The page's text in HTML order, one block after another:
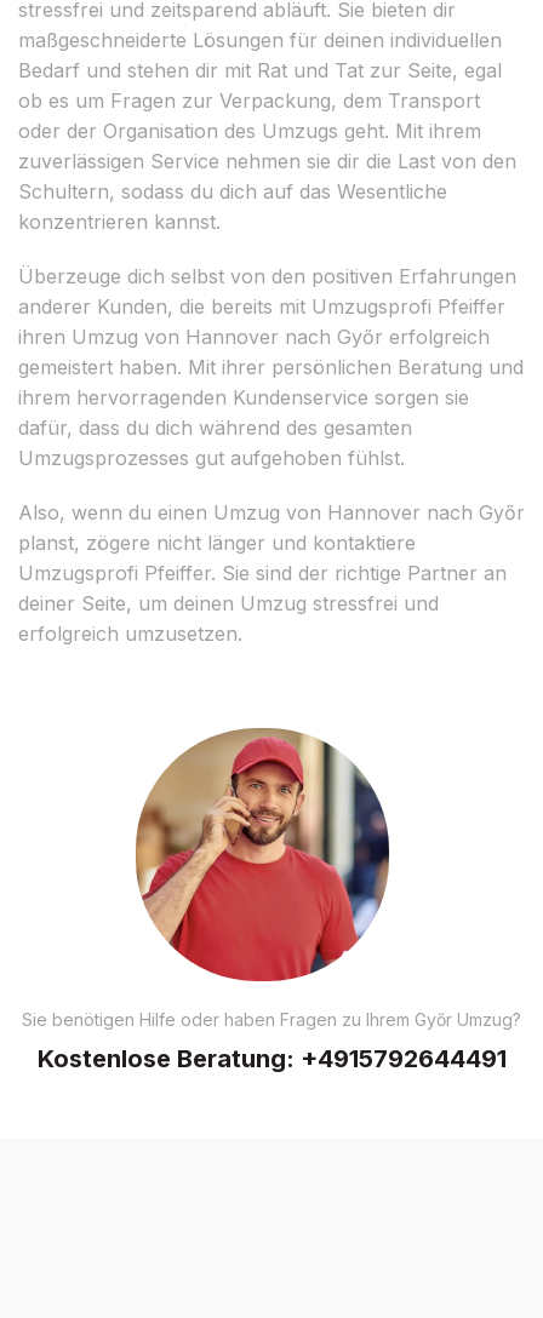
stressfrei und zeitsparend abläuft. Sie bieten dir
maßgeschneiderte Lösungen für deinen individuellen
Bedarf und stehen dir mit Rat und Tat zur Seite, egal
ob es um Fragen zur Verpackung, dem Transport
oder der Organisation des Umzugs geht. Mit ihrem
zuverlässigen Service nehmen sie dir die Last von den
Schultern, sodass du dich auf das Wesentliche
konzentrieren kannst.
Überzeuge dich selbst von den positiven Erfahrungen
anderer Kunden, die bereits mit Umzugsprofi Pfeiffer
ihren Umzug von Hannover nach Győr erfolgreich
gemeistert haben. Mit ihrer persönlichen Beratung und
ihrem hervorragenden Kundenservice sorgen sie
dafür, dass du dich während des gesamten
Umzugsprozesses gut aufgehoben fühlst.
Also, wenn du einen Umzug von Hannover nach Győr
planst, zögere nicht länger und kontaktiere
Umzugsprofi Pfeiffer. Sie sind der richtige Partner an
deiner Seite, um deinen Umzug stressfrei und
erfolgreich umzusetzen.
Sie benötigen Hilfe oder haben Fragen zu Ihrem Győr Umzug?
Kostenlose Beratung: +4915792644491